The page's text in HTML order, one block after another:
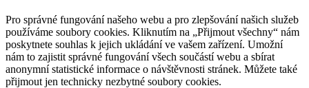
Pro správné fungování našeho webu a pro zlepšování našich služeb
používáme soubory cookies. Kliknutím na „Přijmout všechny“ nám
poskytnete souhlas k jejich ukládání ve vašem zařízení. Umožní
nám to zajistit správné fungování všech součástí webu a sbírat
anonymní statistické informace o návštěvnosti stránek. Můžete také
přijmout jen technicky nezbytné soubory cookies.